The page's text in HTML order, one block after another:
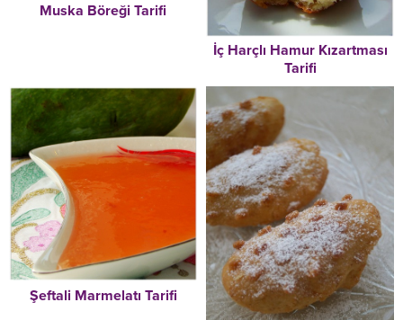
Muska Böreği Tarifi
İç Harçlı Hamur Kızartması
Tarifi
Şeftali Marmelatı Tarifi